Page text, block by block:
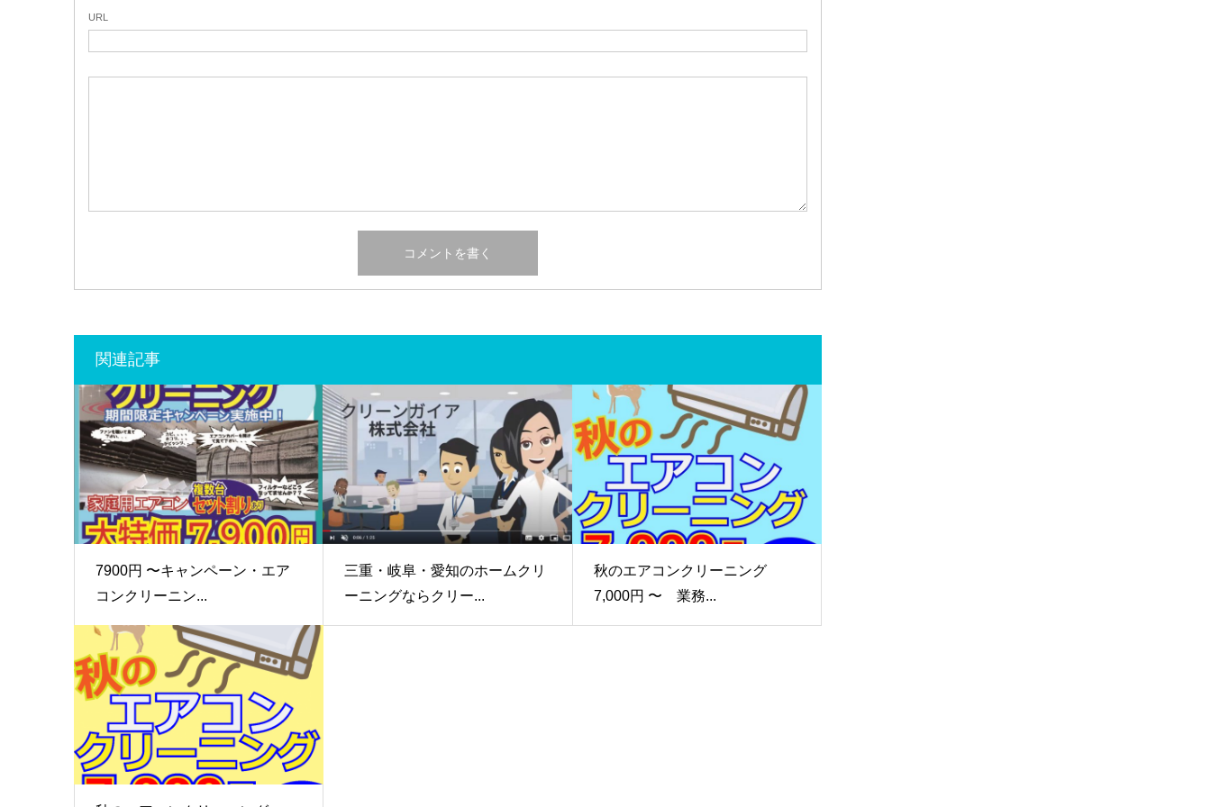
URL
関連記事
7900円 〜キャンペーン・エア
コンクリーニン...
三重・岐阜・愛知のホームクリ
ーニングならクリー...
秋のエアコンクリーニング
7,000円 〜 業務...